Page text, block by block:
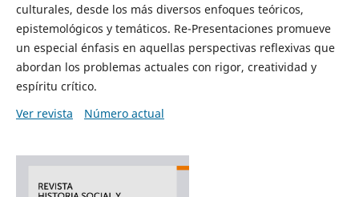
culturales, desde los más diversos enfoques teóricos,
epistemológicos y temáticos. Re-Presentaciones promueve
un especial énfasis en aquellas perspectivas reflexivas que
abordan los problemas actuales con rigor, creatividad y
espíritu crítico.
Ver revista
Número actual